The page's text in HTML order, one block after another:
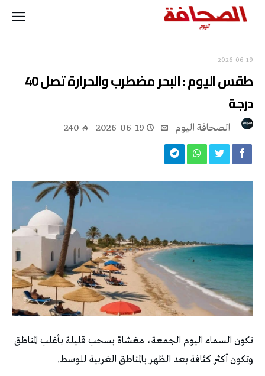
2026-06-19
طقس اليوم : البحر مضطرب والحرارة تصل 40
درجة
2026-06-19
240
تكون السماء اليوم الجمعة، مغشاة بسحب قليلة بأغلب المناطق
وتكون أكثر كثافة بعد الظهر بالمناطق الغربية للوسط.